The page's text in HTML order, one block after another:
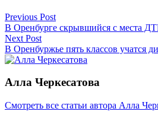
Навигация
по
записям
Previous Post
В Оренбурге скрывшийся с места
Next Post
В Оренбуржье пять классов учатся
Алла Черкесатова
Смотреть все статьи автора Алла